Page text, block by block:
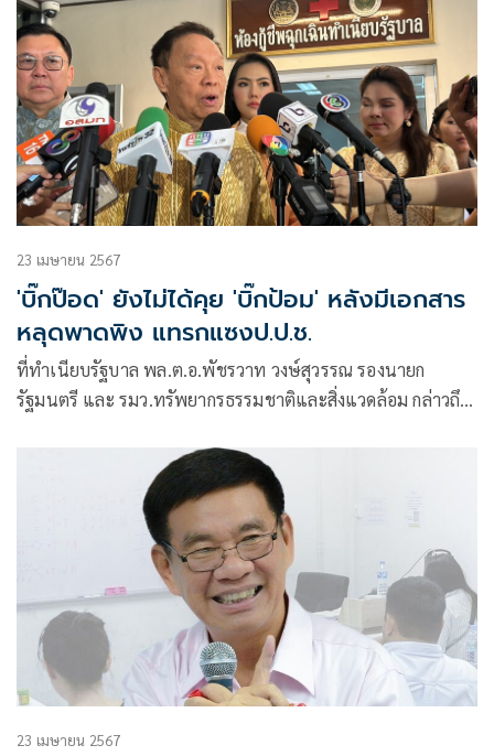
23 เมษายน 2567
'บิ๊กป๊อด' ยังไม่ได้คุย 'บิ๊กป้อม' หลังมีเอกสาร
หลุดพาดพิง แทรกแซงป.ป.ช.
ที่ทำเนียบรัฐบาล พล.ต.อ.พัชรวาท วงษ์สุวรรณ รองนายก
รัฐมนตรี และ รมว.ทรัพยากรธรรมชาติและสิ่งแวดล้อม กล่าวถึง
23 เมษายน 2567